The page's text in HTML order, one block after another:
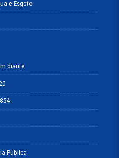
e Esgoto
diante
Pública